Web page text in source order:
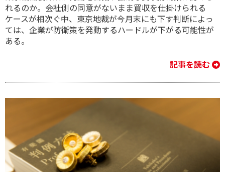
れるのか。会社側の同意がないまま買収を仕掛けられる
ケースが相次ぐ中、東京地裁が今月末にも下す判断によっ
ては、企業が防衛策を発動するハードルが下がる可能性が
ある。
記事を読む